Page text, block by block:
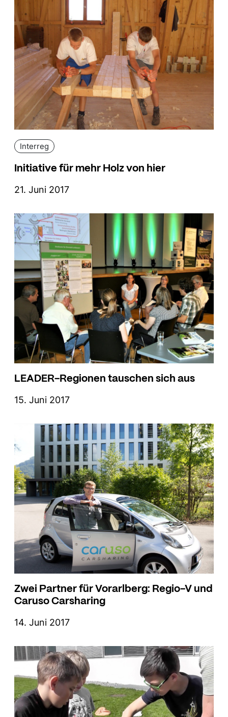
Interreg
Initiative für mehr Holz von hier
21. Juni 2017
LEADER-Regionen tauschen sich aus
15. Juni 2017
Zwei Partner für Vorarlberg: Regio-V und
Caruso Carsharing
14. Juni 2017